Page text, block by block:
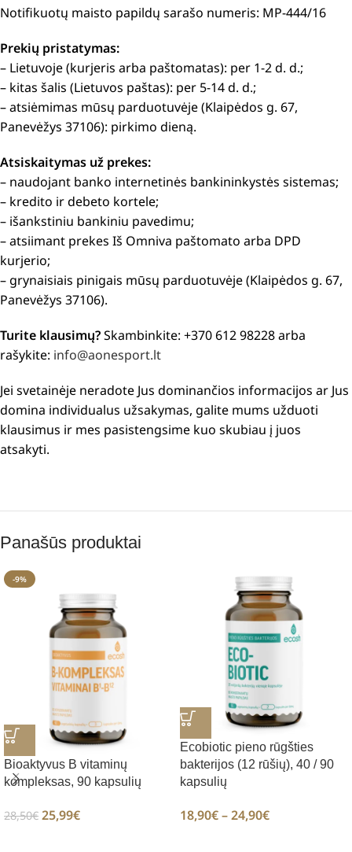
Notifikuotų maisto papildų sarašo numeris: MP-444/16
Prekių pristatymas:
– Lietuvoje (kurjeris arba paštomatas): per 1-2 d. d.;
– kitas šalis (Lietuvos paštas): per 5-14 d. d.;
– atsiėmimas mūsų parduotuvėje (Klaipėdos g. 67,
Panevėžys 37106): pirkimo dieną.
Atsiskaitymas už prekes:
– naudojant banko internetinės bankininkystės sistemas;
– kredito ir debeto kortele;
– išankstiniu bankiniu pavedimu;
– atsiimant prekes Iš Omniva paštomato arba DPD
kurjerio;
– grynaisiais pinigais mūsų parduotuvėje (Klaipėdos g. 67,
Panevėžys 37106).
Turite klausimų?Skambinkite: +370 612 98228 arba
rašykite: info@aonesport.lt
Jei svetainėje neradote Jus dominančios informacijos ar Jus
domina individualus užsakymas, galite mums užduoti
klausimus ir mes pasistengsime kuo skubiau į juos
atsakyti.
Panašūs produktai
-9%
Bioaktyvus B vitaminų
kompleksas, 90 kapsulių
28,50€ 25,99€
Ecobiotic pieno rūgšties
bakterijos (12 rūšių), 40 / 90
kapsulių
18,90€–24,90€